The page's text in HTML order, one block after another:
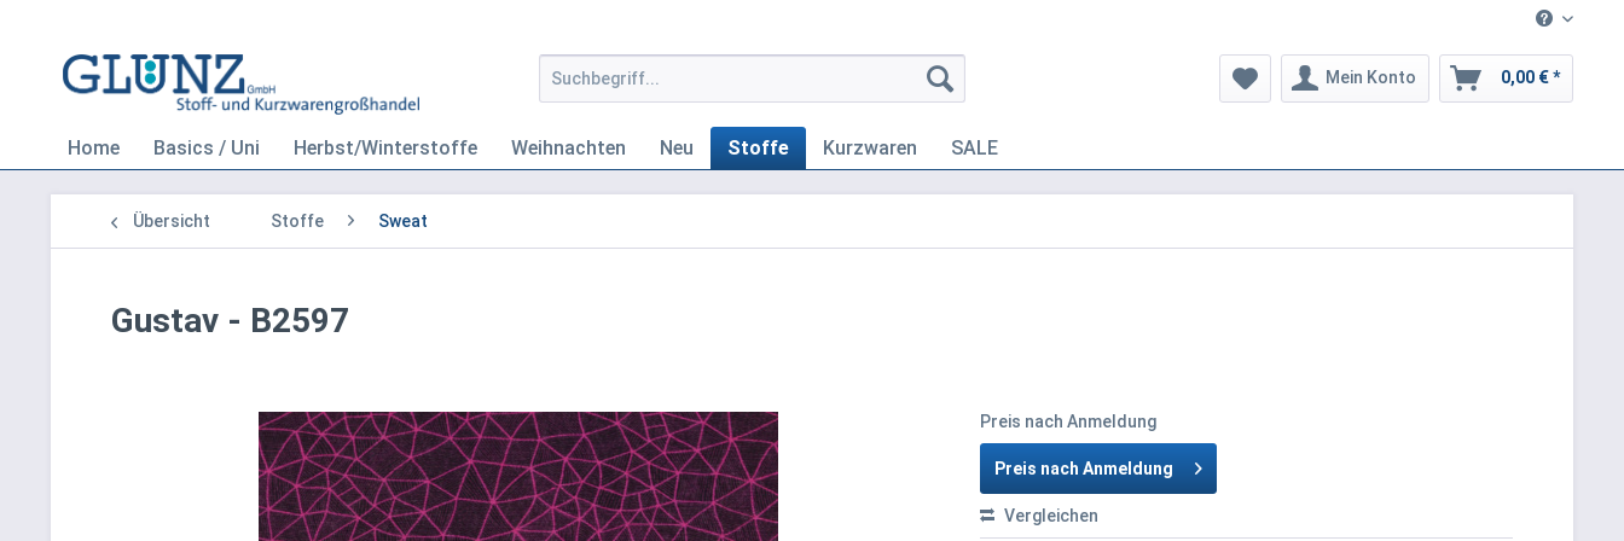
Mein Konto 0,00 € *
Home Basics / Uni Herbst/Winterstoffe Weihnachten Neu Stoffe Kurzwaren SALE
Übersicht Stoffe Sweat
Gustav - B2597
Preis nach Anmeldung
Preis nach Anmeldung
Vergleichen